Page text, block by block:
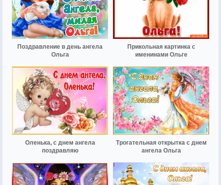
Поздравление в день ангела
Ольга
Прикольная картинка с
именинами Ольге
Оленька, с днем ангела
поздравляю
Трогательная открытка с днем
ангела Ольга